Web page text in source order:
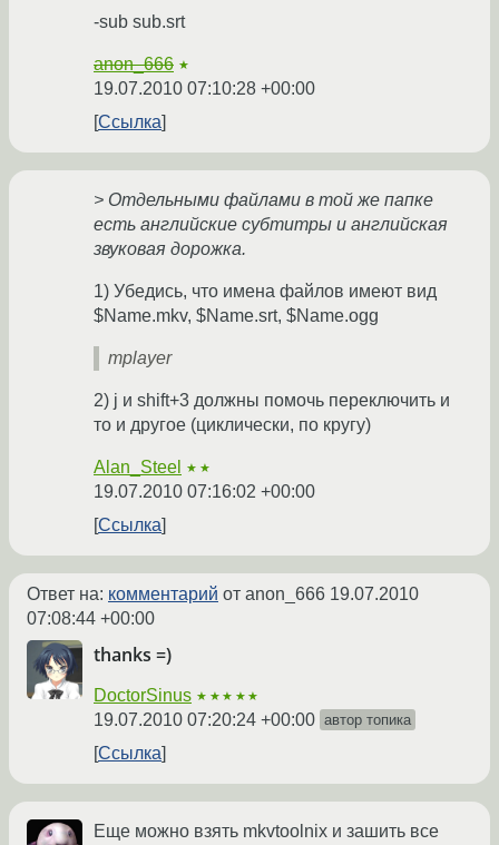
-sub sub.srt
anon_666 ★
19.07.2010 07:10:28 +00:00
Ссылка
> Отдельными файлами в той же папке
есть английские субтитры и английская
звуковая дорожка.
1) Убедись, что имена файлов имеют вид
$Name.mkv, $Name.srt, $Name.ogg
mplayer
2) j и shift+3 должны помочь переключить и
то и другое (циклически, по кругу)
Alan_Steel ★★
19.07.2010 07:16:02 +00:00
Ссылка
Ответ на: комментарий от anon_666 19.07.2010
07:08:44 +00:00
thanks =)
DoctorSinus ★★★★★
19.07.2010 07:20:24 +00:00 автор топика
Ссылка
Еще можно взять mkvtoolnix и зашить все